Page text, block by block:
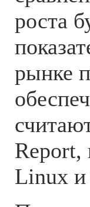
роста
рынке
Report,
Linux и